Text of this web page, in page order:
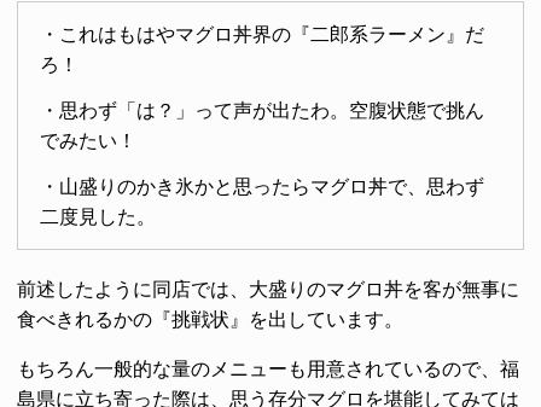
・これはもはやマグロ丼界の『二郎系ラーメン』だ
ろ！
・思わず「は？」って声が出たわ。空腹状態で挑ん
でみたい！
・山盛りのかき氷かと思ったらマグロ丼で、思わず
二度見した。
前述したように同店では、大盛りのマグロ丼を客が無事に
食べきれるかの『挑戦状』を出しています。
もちろん一般的な量のメニューも用意されているので、福
島県に立ち寄った際は、思う存分マグロを堪能してみては